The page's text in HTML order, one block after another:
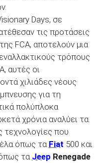
Days, σε
τις προτάσεις
FCA, αποτελούν μια
τρόπους
αυτές οι
χιλιάδες νέους
για τη
πολύπλοκα
χρόνια αναλύει τα
τεχνολογίες που
όπως τα Fiat 500 και
τα Jeep Renegade